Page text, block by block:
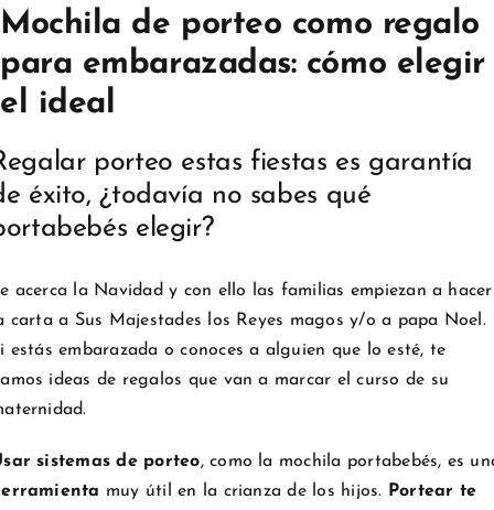
Mochila de porteo como regalo
para embarazadas: cómo elegir
el ideal
porteo estas fiestas es garantía
éxito, ¿todavía no sabes qué
elegir?
acerca la Navidad y con ello las familias empiezan a hacer
carta a Sus Majestades los Reyes magos y/o a papa Noel.
estás embarazada o conoces a alguien que lo esté, te
ideas de regalos que van a marcar el curso de su
sistemas de porteo, como la mochila portabebés, es
muy útil en la crianza de los hijos. Portear te